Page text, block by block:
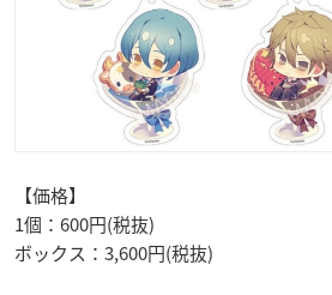
【価格】
1個：600円(税抜)
ボックス：3,600円(税抜)